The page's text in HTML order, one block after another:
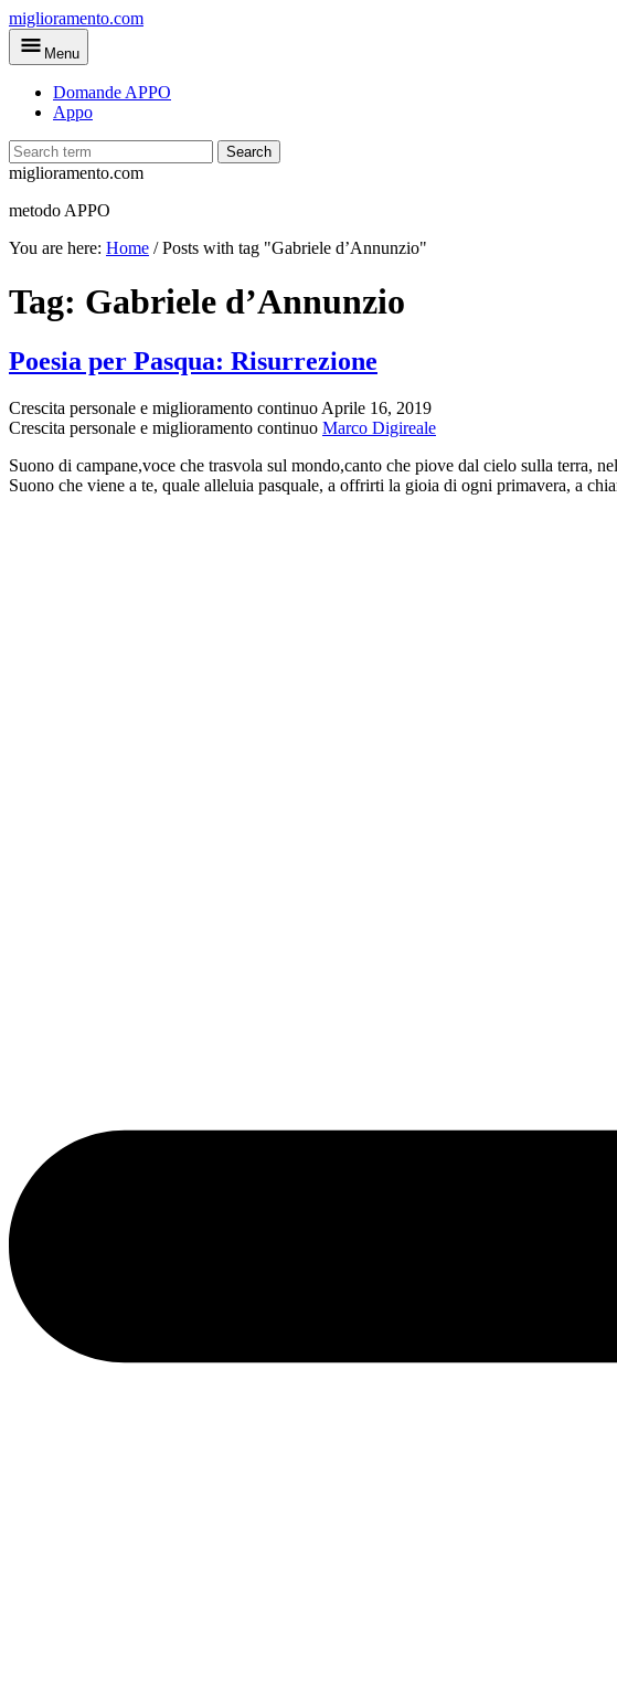
Skip
to
main
miglioramento.com
Menu
Domande APPO
Appo
Search
miglioramento.com
metodo APPO
You are here: Home /Posts with tag "Gabriele d’Annunzio"
Tag: Gabriele d’Annunzio
Poesia per Pasqua: Risurrezione
Crescita personale e miglioramento continuo Aprile 16, 2019
Crescita personale e miglioramento continuo Marco Digireale
Suono di campane,voce che trasvola sul mondo,canto che piove dal cielo sulla terra,
Suono che viene a te, quale alleluia pasquale, a offrirti la gioia di ogni primavera, a